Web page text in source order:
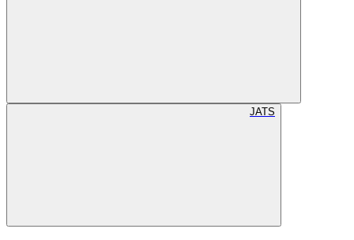
JATS